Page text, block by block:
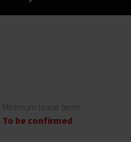
Minimum lease term
To be confirmed